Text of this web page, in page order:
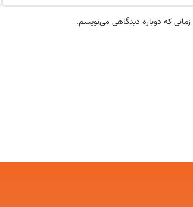
که دوباره دیدگاهی می‌نویسم.